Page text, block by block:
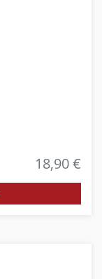
18,90 €